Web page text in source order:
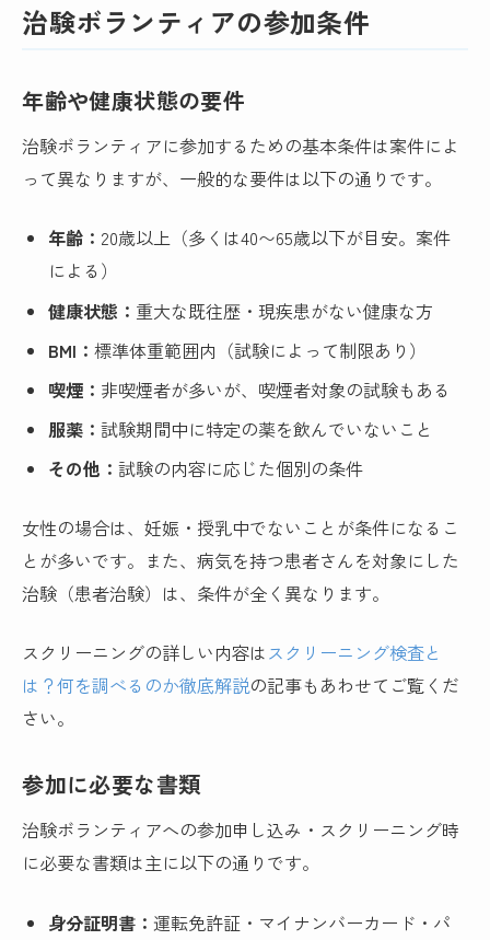
治験ボランティアの参加条件
年齢や健康状態の要件
治験ボランティアに参加するための基本条件は案件によ
って異なりますが、一般的な要件は以下の通りです。
年齢： 20歳以上（多くは40〜65歳以下が目安。案件
による）
健康状態： 重大な既往歴・現疾患がない健康な方
BMI：標準体重範囲内（試験によって制限あり）
喫煙： 非喫煙者が多いが、喫煙者対象の試験もある
服薬：試験期間中に特定の薬を飲んでいないこと
その他：試験の内容に応じた個別の条件
女性の場合は、妊娠・授乳中でないことが条件になるこ
とが多いです。また、病気を持つ患者さんを対象にした
治験（患者治験）は、条件が全く異なります。
スクリーニングの詳しい内容はスクリーニング検査と
は？何を調べるのか徹底解説の記事もあわせてご覧くだ
さい。
参加に必要な書類
治験ボランティアへの参加申し込み・スクリーニング時
に必要な書類は主に以下の通りです。
身分証明書：運転免許証・マイナンバーカード・パ